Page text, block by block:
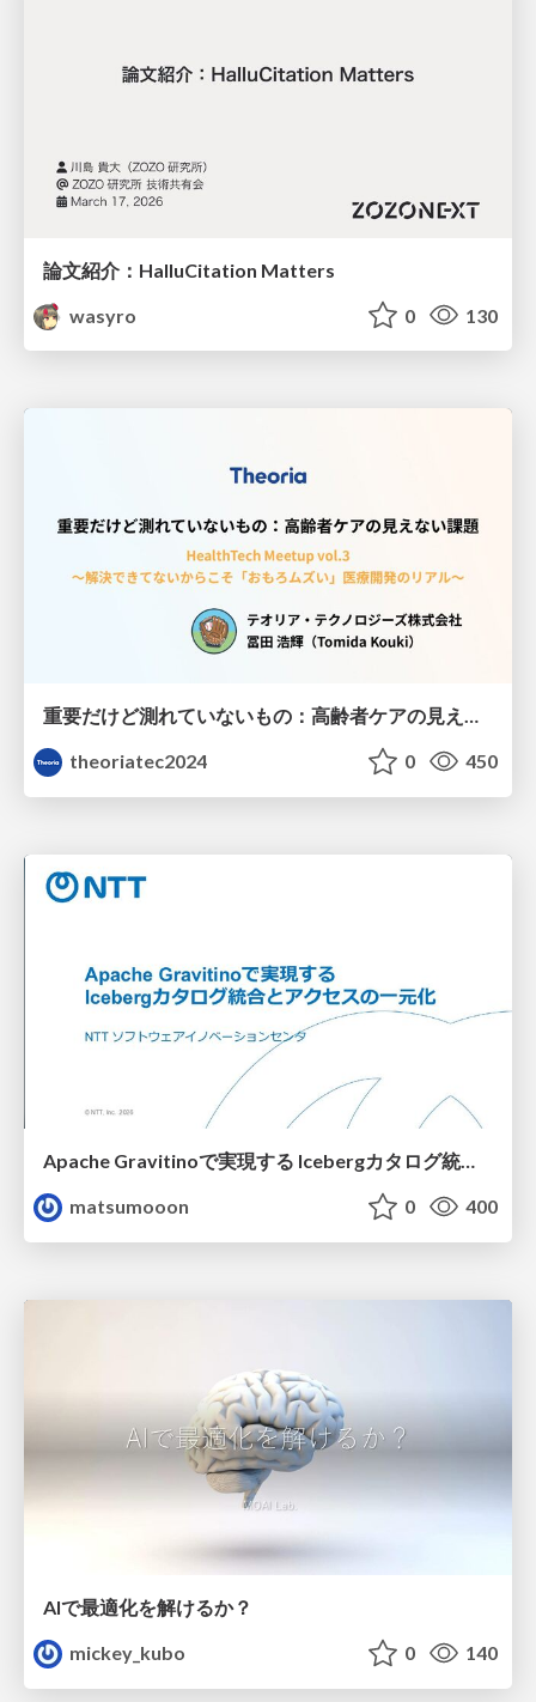
論文紹介：HalluCitation Matters
wasyro
0 130
重要だけど測れていないもの：高齢者ケアの見えない課題
theoriatec2024
0 450
Apache Gravitinoで実現する Icebergカタログ統合とアクセスの一元化
matsumooon
0 400
AIで最適化を解けるか？
mickey_kubo
0 140